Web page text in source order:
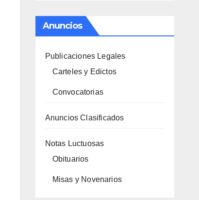
Anuncios
Publicaciones Legales
Carteles y Edictos
Convocatorias
Anuncios Clasificados
Notas Luctuosas
Obituarios
Misas y Novenarios